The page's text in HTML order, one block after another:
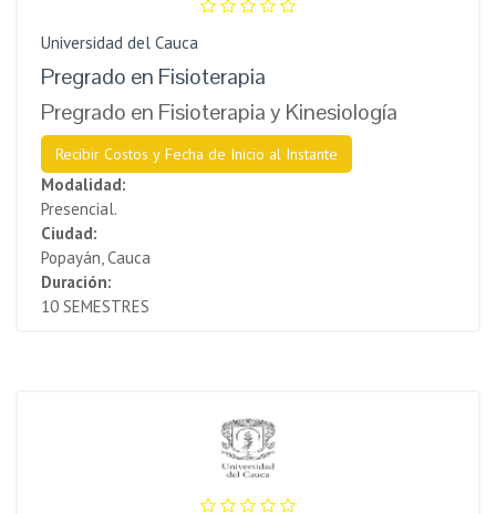
Universidad del Cauca
Pregrado en Fisioterapia
Pregrado en Fisioterapia y Kinesiología
Recibir Costos y Fecha de Inicio al Instante
Modalidad:
Presencial.
Ciudad:
Popayán, Cauca
Duración:
10 SEMESTRES